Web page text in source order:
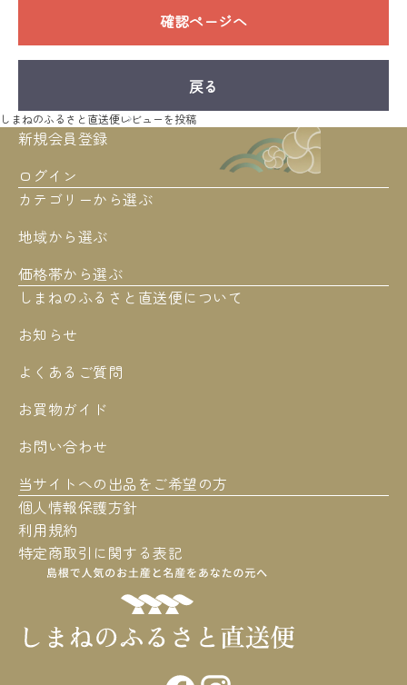
確認ページへ
戻る
しまねのふるさと直送便レビューを投稿
カテゴリーから選ぶ
地域から選ぶ
価格帯から選ぶ
新規会員登録
ログイン
しまねのふるさと直送便について
お知らせ
よくあるご質問
お買物ガイド
お問い合わせ
当サイトへの出品をご希望の方
個人情報保護方針
利用規約
特定商取引に関する表記